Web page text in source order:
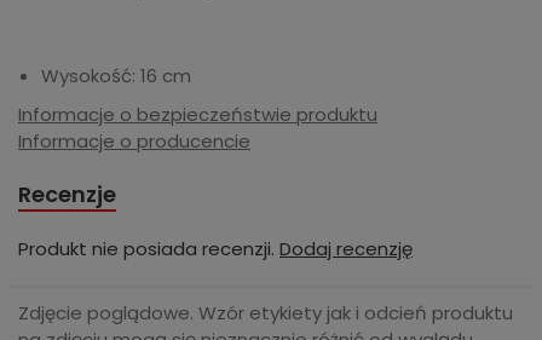
Wysokość: 16 cm
Informacje o bezpieczeństwie produktu
Informacje o producencie
Recenzje
Produkt nie posiada recenzji. Dodaj recenzję
Zdjęcie poglądowe. Wzór etykiety jak i odcień produktu